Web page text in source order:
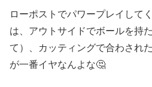
ローポストでパワープレイして
は、アウトサイドでボールを持
て）、カッティングで合わされ
が一番イヤなんよな🤔